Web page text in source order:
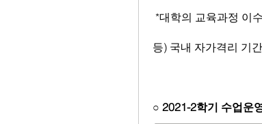
등) 국내 자가격리 기
○ 2021-2학기 수업운